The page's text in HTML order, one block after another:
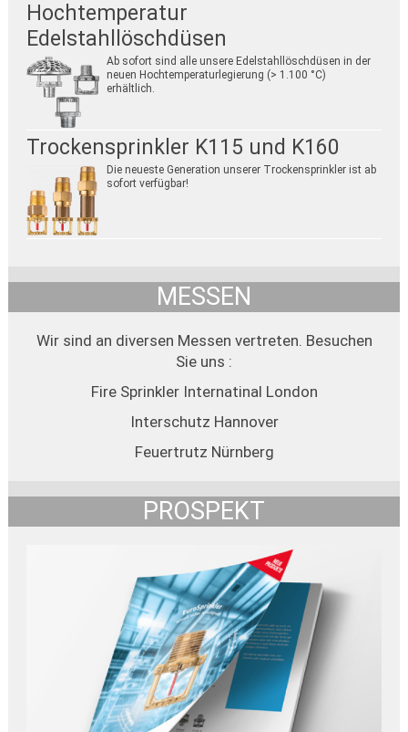
Hochtemperatur
Edelstahllöschdüsen
Ab sofort sind alle unsere Edelstahllöschdüsen in der
neuen Hochtemperaturlegierung (> 1.100 °C)
erhältlich.
Trockensprinkler K115 und K160
Die neueste Generation unserer Trockensprinkler ist ab
sofort verfügbar!
MESSEN
Wir sind an diversen Messen vertreten. Besuchen
Sie uns :
Fire Sprinkler Internatinal London
Interschutz Hannover
Feuertrutz Nürnberg
PROSPEKT